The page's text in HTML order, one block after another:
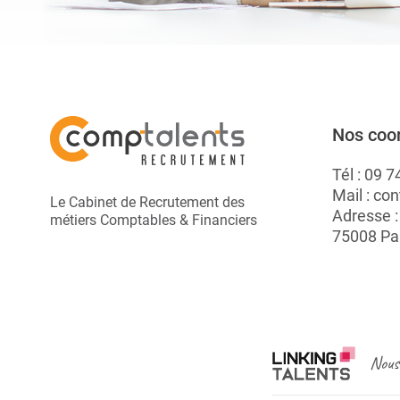
Le Cabinet de Recrutement des
métiers Comptables & Financiers
Nos
Tél : 09
Mail :
Adresse
75008